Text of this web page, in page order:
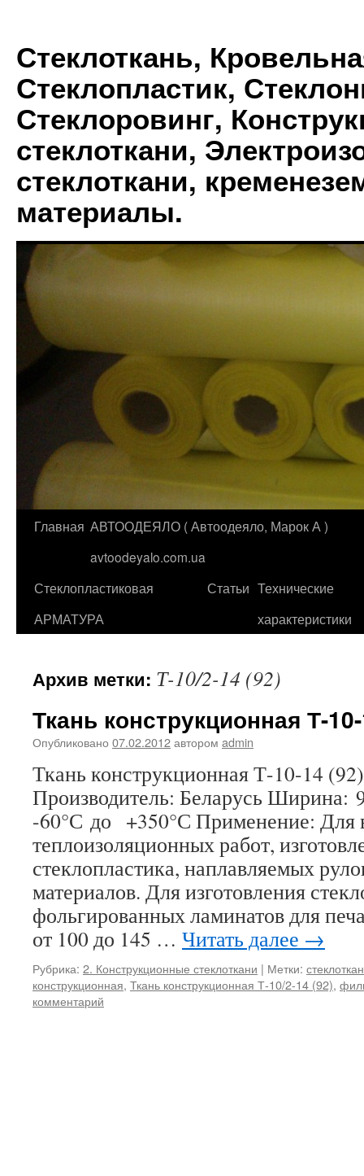
Стеклоткань,
Стеклопластик,
Стеклоровинг,
стеклоткани,
стеклоткани,
материалы.
Перейти
содержимому
Главная АВТООДЕЯЛО ( Автоодеяло, Марок А )
avtoodeyalo.com.ua
Стеклопластиковая
АРМАТУРА
Статьи Технические
характеристики
Архив метки: Т-10/2-14 (92)
Ткань конструкционная Т-
Опубликовано 07.02.2012автором admin
Ткань конструкционная Т-10-
Производитель: Беларусь Ширина:
-60°С до +350°С Применение: Для
теплоизоляционных работ,
стеклопластика, наплавляемых
материалов. Для изготовления
фольгированных ламинатов для
от 100 до 145 … Читать далее →
Рубрика: 2. Конструкционные стеклоткани | Метки:
конструкционная, Ткань конструкционная Т-10/2-14 (92),
комментарий